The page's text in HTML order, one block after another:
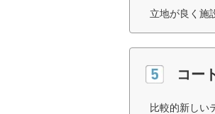
立地が良く施
コー
比較的新しい